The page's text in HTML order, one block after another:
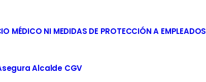
MÉDICO NI MEDIDAS DE PROTECCIÓN A EMPLEADOS
Alcalde CGV